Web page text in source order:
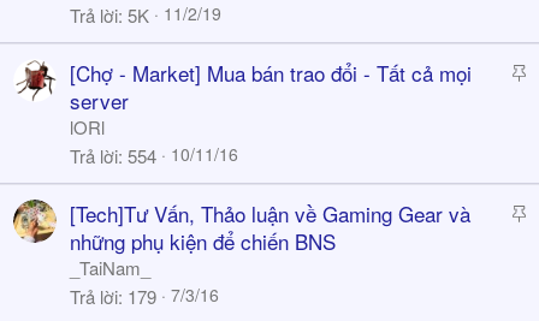
k
y
Trả lời 5K 11/2/19
S
k
y
[Chợ - Market] Mua bán trao đổi - Tất cả mọi
server
lORl
Trả lời 554 10/11/16
S
[Tech]Tư Vấn, Thảo luận về Gaming Gear và
những phụ kiện để chiến BNS
_TaiNam_
Trả lời 179 7/3/16